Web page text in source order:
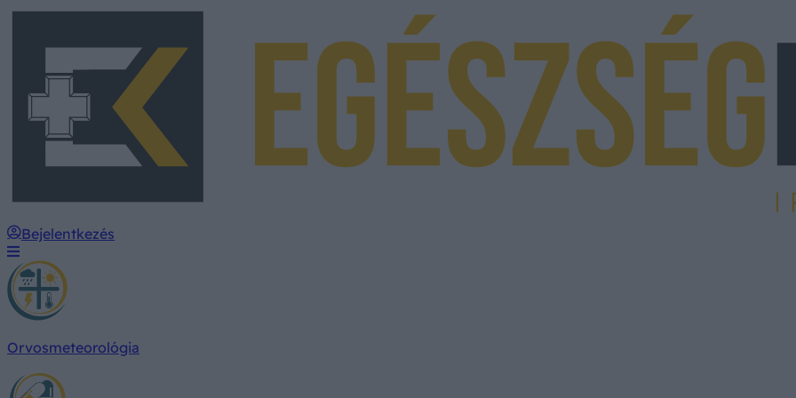
Bejelentkezés
Orvosmeteorológia